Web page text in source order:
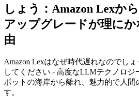
しょう：Amazon Lexか
アップグレードが理に
由
Amazon Lexはなぜ時代遅れなのでしょ
してください - 高度なLLMテクノロジ
ボットの海岸から離れ、魅力的で人間
す。